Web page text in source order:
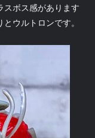
スボス感があります
ウルトロンです。